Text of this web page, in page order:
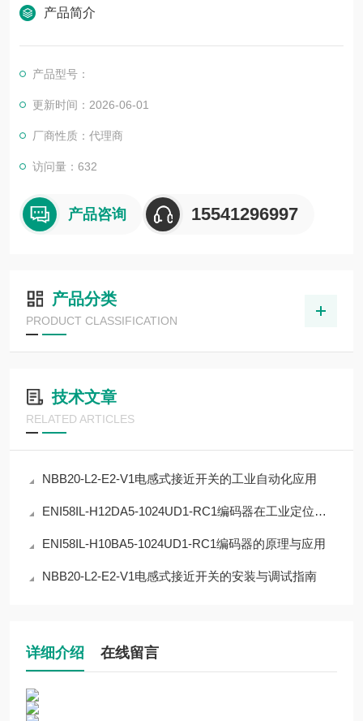
产品简介
产品型号：
更新时间：2026-06-01
厂商性质：代理商
访问量：632
产品咨询 15541296997
产品分类
PRODUCT CLASSIFICATION
技术文章
RELATED ARTICLES
NBB20-L2-E2-V1电感式接近开关的工业自动化应用
ENI58IL-H12DA5-1024UD1-RC1编码器在工业定位中的应用
ENI58IL-H10BA5-1024UD1-RC1编码器的原理与应用
NBB20-L2-E2-V1电感式接近开关的安装与调试指南
详细介绍 在线留言